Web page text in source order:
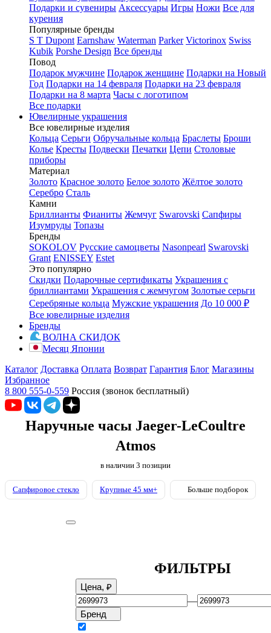
Подарки и сувениры Аксессуары Игры Ножи Все для
курения
Популярные бренды
S T Dupont Earnshaw Waterman Parker Victorinox Swiss
Kubik Porshe Design Все бренды
Повод
Подарок мужчине Подарок женщине Подарки на Новый
Год Подарки на 14 февраля Подарки на 23 февраля
Подарки на 8 марта Часы с логотипом
Все подарки
Ювелирные украшения
Все ювелирные изделия
Кольца Серьги Обручальные кольца Браслеты Броши
Колье Кресты Подвески Печатки Цепи Столовые
приборы
Материал
Золото Красное золото Белое золото Жёлтое золото
Серебро Сталь
Камни
Бриллианты Фианиты Жемчуг Swarovski Сапфиры
Изумруды Топазы
Бренды
SOKOLOV Русские самоцветы Nasonpearl Swarovski
Grant ENISSEY Estet
Это популярно
Скидки Подарочные сертификаты Украшения с
бриллиантами Украшения с жемчугом Золотые серьги
Серебряные кольца Мужские украшения До 10 000 ₽
Все ювелирные изделия
Бренды
ВОЛНА СКИДОК
Месяц Японии
Каталог Доставка Оплата Возврат Гарантия Блог Магазины
Избранное
8 800 555-0-559 Россия (звонок бесплатный)
Наручные часы Jaeger-LeCoultre
Atmos
в наличии 3 позиции
Сапфировое стекло Крупные 45 мм+ Больше подборок
ФИЛЬТРЫ
Цена, ₽
—
Бренд